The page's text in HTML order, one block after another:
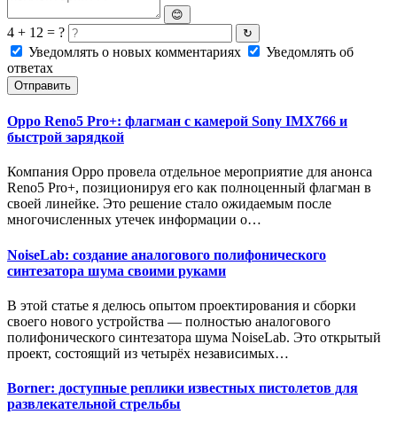
😊
4 + 12 = ? ↻
Уведомлять о новых комментариях
Уведомлять об
ответах
Отправить
Oppo Reno5 Pro+: флагман с камерой Sony IMX766 и
быстрой зарядкой
Компания Oppo провела отдельное мероприятие для анонса
Reno5 Pro+, позиционируя его как полноценный флагман в
своей линейке. Это решение стало ожидаемым после
многочисленных утечек информации о…
NoiseLab: создание аналогового полифонического
синтезатора шума своими руками
В этой статье я делюсь опытом проектирования и сборки
своего нового устройства — полностью аналогового
полифонического синтезатора шума NoiseLab. Это открытый
проект, состоящий из четырёх независимых…
Borner: доступные реплики известных пистолетов для
развлекательной стрельбы